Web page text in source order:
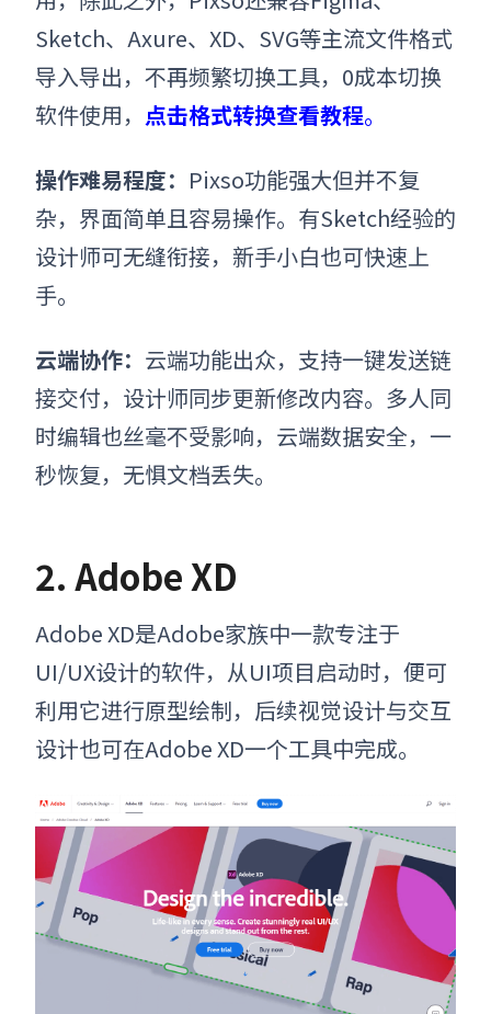
Sketch、Axure、XD、SVG等主流文件格式
导入导出，不再频繁切换工具，0成本切换
软件使用， 点击格式转换查看教程。
操作难易程度： Pixso功能强大但并不复
杂，界面简单且容易操作。有Sketch经验的
设计师可无缝衔接，新手小白也可快速上
手。
云端协作： 云端功能出众，支持一键发送链
接交付，设计师同步更新修改内容。多人同
时编辑也丝毫不受影响，云端数据安全，一
秒恢复，无惧文档丢失。
2. Adobe XD
Adobe XD是Adobe家族中一款专注于
UI/UX设计的软件，从UI项目启动时，便可
利用它进行原型绘制，后续视觉设计与交互
设计也可在Adobe XD一个工具中完成。